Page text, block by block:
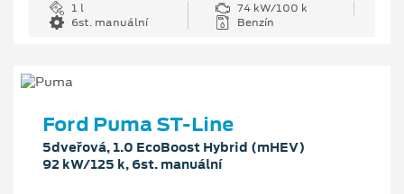
1 l
74 kW/100 k
6st. manuální
Benzín
Ford Puma ST-Line
5dveřová, 1.0 EcoBoost Hybrid (mHEV)
92 kW/125 k, 6st. manuální